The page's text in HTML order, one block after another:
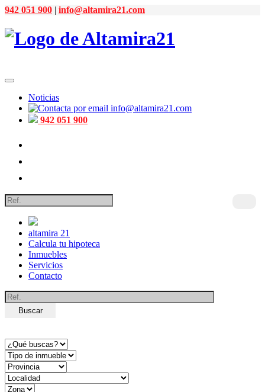
942 051 900 | info@altamira21.com
Noticias
info@altamira21.com
942 051 900
altamira 21
Calcula tu hipoteca
Inmuebles
Servicios
Contacto
Buscar